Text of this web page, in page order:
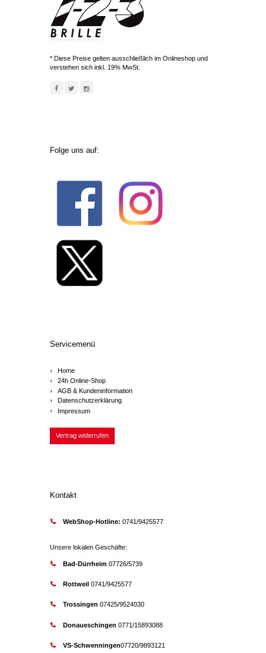
* Diese Preise gelten ausschließlich im Onlineshop und
verstehen sich inkl. 19% MwSt.
Folge uns auf:
Servicemenü
Home
24h Online-Shop
AGB & Kundeninformation
Datenschutzerklärung
Impressum
Vertrag widerrufen
Kontakt
WebShop-Hotline: 0741/9425577
Unsere lokalen Geschäfte:
Bad-Dürrheim07726/5739
Rottweil0741/9425577
Trossingen 07425/9524030
Donaueschingen 0771/15893088
VS-Schwenningen07720/9893121